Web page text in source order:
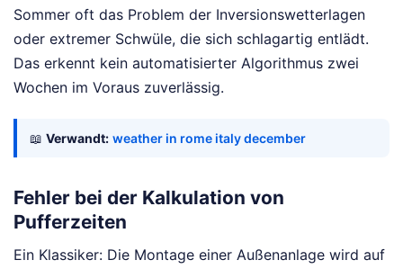
Sommer oft das Problem der Inversionswetterlagen
oder extremer Schwüle, die sich schlagartig entlädt.
Das erkennt kein automatisierter Algorithmus zwei
Wochen im Voraus zuverlässig.
📖 Verwandt: weather in rome italy december
Fehler bei der Kalkulation von
Pufferzeiten
Ein Klassiker: Die Montage einer Außenanlage wird auf